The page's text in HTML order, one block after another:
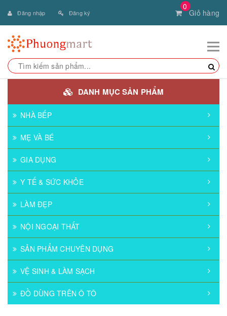
0
Giỏ hàng
Đăng nhập Đăng ký
DANH MỤC SẢN PHẨM
NHÀ BẾP
MẸ VÀ BÉ
GIA DỤNG
Y TẾ & SỨC KHỎE
LÀM ĐẸP
NỘI NGOẠI THẤT
SẢN PHẨM CHUYÊN DỤNG
VỆ SINH & LÀM SẠCH
ĐỒ DÙNG TRÊN Ô TÔ